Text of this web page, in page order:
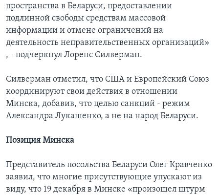
пространства в Беларуси, предоставлении
подлинной свободы средствам массовой
информации и отмене ограничений на
деятельность неправительственных организаций»
, - подчеркнул Лоренс Силверман.
Силверман отметил, что США и Европейский Союз
координируют свои действия в отношении
Минска, добавив, что целью санкций - режим
Александра Лукашенко, а не на народ Беларуси.
Позиция Минска
Представитель посольства Беларуси Олег Кравченко
заявил, что многие присутствующие упускают из
виду, что 19 декабря в Минске «произошел штурм